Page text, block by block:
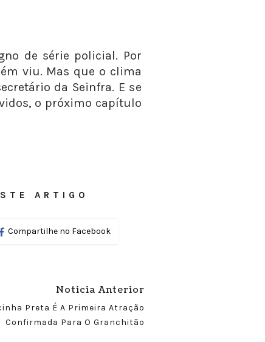
de série policial. Por
viu. Mas que o clima
da Seinfra. E se
o próximo capítulo
ARTIGO
Compartilhe no Facebook
Noticia Anterior
Preta É A Primeira Atração
Confirmada Para O Granchitão